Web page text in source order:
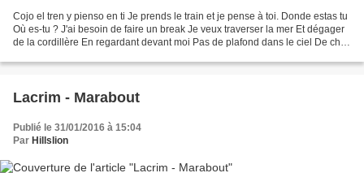
Cojo el tren y pienso en ti Je prends le train et je pense à toi. Donde estas tu
Où es-tu ? J'ai besoin de faire un break Je veux traverser la mer Et dégager
de la cordillère En regardant devant moi Pas de plafond dans le ciel De chez
Lacrim - Marabout
Publié le 31/01/2016 à 15:04
Par Hillslion